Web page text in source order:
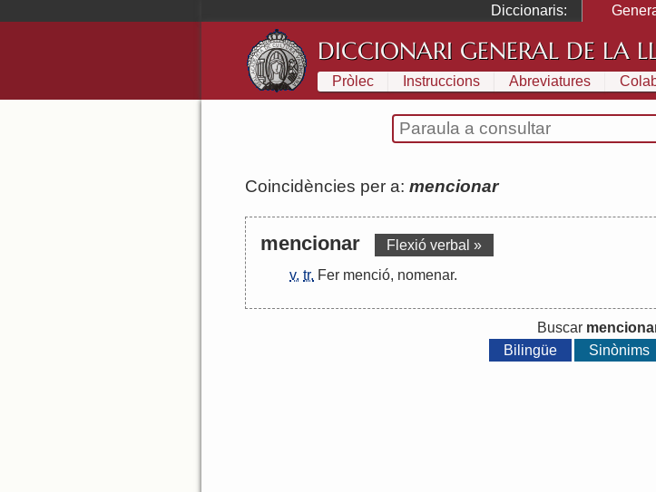
Diccionaris:
DICCIONARI GENERAL DE LA
Pròlec Instruccions Abreviatures
Coincidències per a: mencionar
mencionar
Flexió verbal »
v. tr. Fer menció, nomenar.
Buscar
Bilingüe
Sinònims